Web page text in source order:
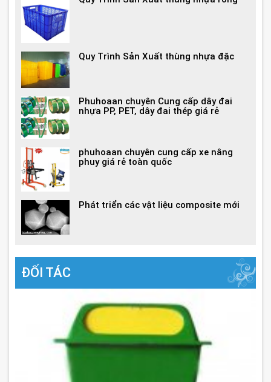
Quy Trình Sản Xuất thùng nhựa đặc
Phuhoaan chuyên Cung cấp dây đai
nhựa PP, PET, dây đai thép giá rẻ
phuhoaan chuyên cung cấp xe nâng
phuy giá rẻ toàn quốc
Phát triển các vật liệu composite mới
ĐỐI TÁC